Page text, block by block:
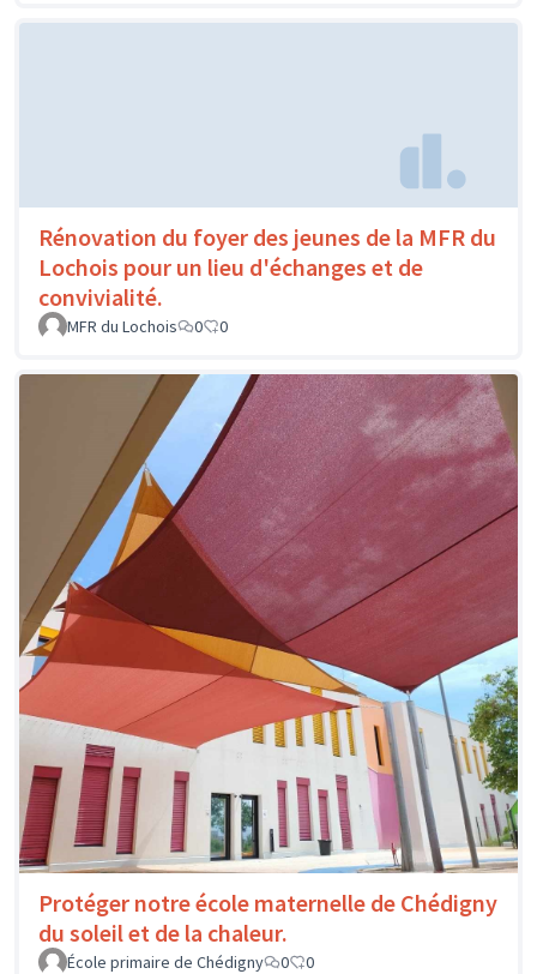
Rénovation du foyer des jeunes de la MFR du
Lochois pour un lieu d'échanges et de
convivialité.
MFR du Lochois 0 0
Protéger notre école maternelle de Chédigny
du soleil et de la chaleur.
École primaire de Chédigny 0 0